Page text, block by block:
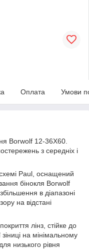
Оплата Умови
Borwolf 12-36X60.
з середніх і
Paul, оснащений
бінокля Borwolf
в діапазоні
на відстані
лінз, стійке до
на мінімальному
низького рівня